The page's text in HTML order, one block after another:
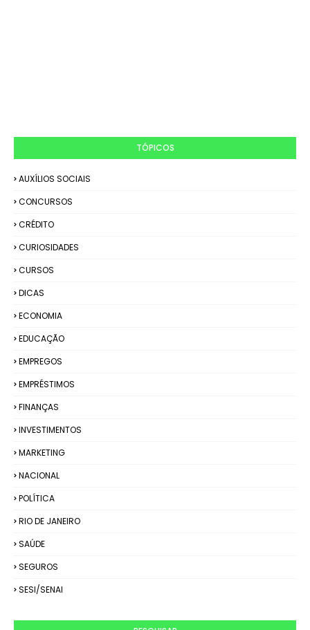
TÓPICOS
AUXÍLIOS SOCIAIS
CONCURSOS
CRÉDITO
CURIOSIDADES
CURSOS
DICAS
ECONOMIA
EDUCAÇÃO
EMPREGOS
EMPRÉSTIMOS
FINANÇAS
INVESTIMENTOS
MARKETING
NACIONAL
POLÍTICA
RIO DE JANEIRO
SAÚDE
SEGUROS
SESI/SENAI